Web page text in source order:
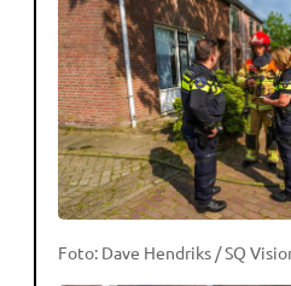
Foto: Dave Hendriks / SQ